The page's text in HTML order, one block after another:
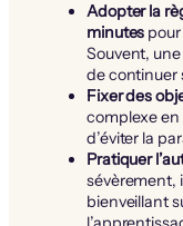
Adopter la
minutes
Souvent, une
de continuer
Fixer des
complexe en
d’éviter la
Pratiquer
sévèrement,
bienveillant